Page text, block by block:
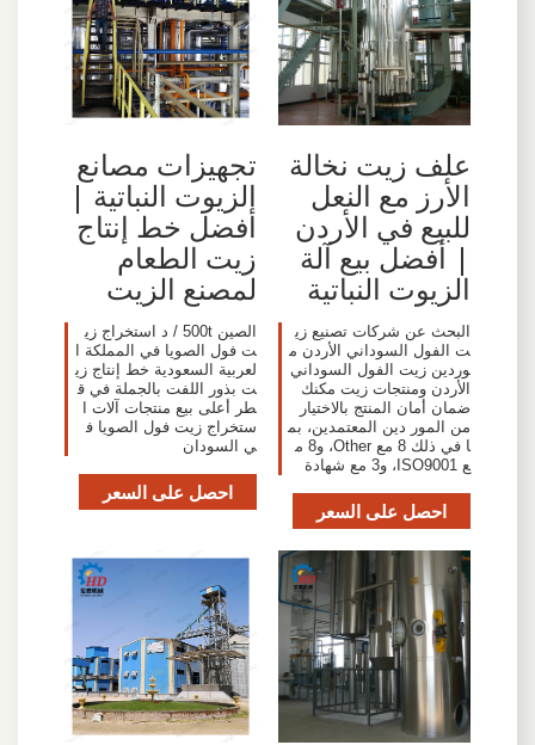
علف زيت نخالة
الأرز مع النعل
للبيع في الأردن
| أفضل بيع آلة
الزيوت النباتية
البحث عن شركات تصنيع زي
ت الفول السوداني الأردن م
وردين زيت الفول السوداني
الأردن ومنتجات زيت مكنك
ضمان أمان المنتج بالاختيار
من المور دين المعتمدين، بم
ا في ذلك 8 مع Other، و8 م
ع ISO9001، و3 مع شهادة
احصل على السعر
تجهيزات مصانع
الزيوت النباتية |
أفضل خط إنتاج
زيت الطعام
لمصنع الزيت
الصين 500t / د استخراج زي
ت فول الصويا في المملكة ا
لعربية السعودية خط إنتاج زي
ت بذور اللفت بالجملة في ق
طر أعلى بيع منتجات آلات ا
ستخراج زيت فول الصويا ف
ي السودان
احصل على السعر